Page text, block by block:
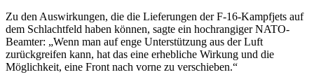
Zu den Auswirkungen, die die Lieferungen der F-16-Kampfjets auf
dem Schlachtfeld haben können, sagte ein hochrangiger NATO-
Beamter: „Wenn man auf enge Unterstützung aus der Luft
zurückgreifen kann, hat das eine erhebliche Wirkung und die
Möglichkeit, eine Front nach vorne zu verschieben.“